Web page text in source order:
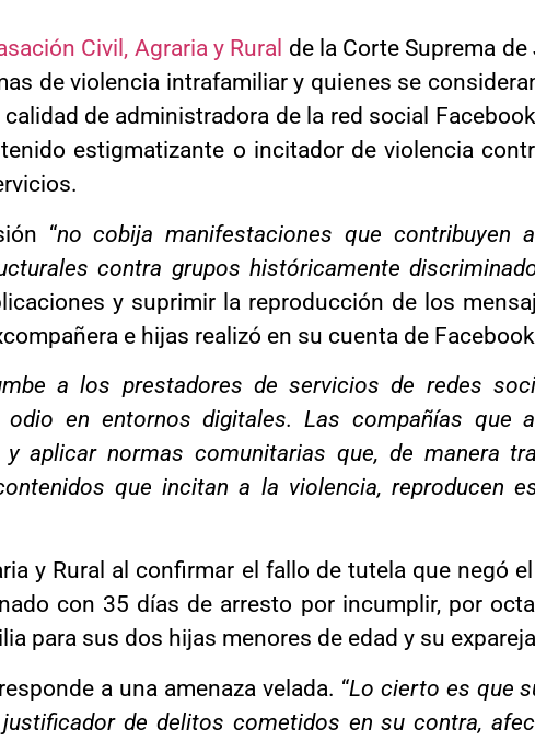
Civil, Agraria y Rural de la Corte Suprema de
de violencia intrafamiliar y quienes se
de administradora de la red social
estigmatizante o incitador de violencia
“no cobija manifestaciones que contribuyen
contra grupos históricamente
y suprimir la reproducción de los
e hijas realizó en su cuenta de
a los prestadores de servicios de redes
en entornos digitales. Las compañías que
aplicar normas comunitarias que, de manera
que incitan a la violencia, reproducen
y Rural al confirmar el fallo de tutela que negó el
con 35 días de arresto por incumplir, por
para sus dos hijas menores de edad y su
a una amenaza velada. “Lo cierto es que
de delitos cometidos en su contra,